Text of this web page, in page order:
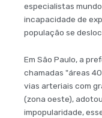
especialistas
incapacidade de
população se
Em São Paulo, a
chamadas "áreas
vias arteriais com
(zona oeste),
impopularidade,